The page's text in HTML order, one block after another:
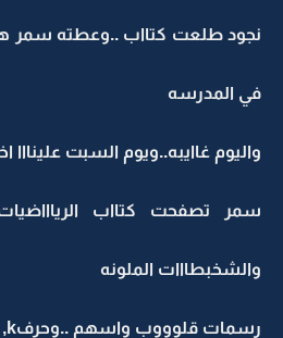
نجود طلعت كتااب ..وعطته سمر
في المدرسه
واليوم غاايبه..ويوم السبت علينااا
سمر تصفحت كتااب
والشخبطااات الملونه
رسمات قلوووب واسهم ..وحرفa ,k